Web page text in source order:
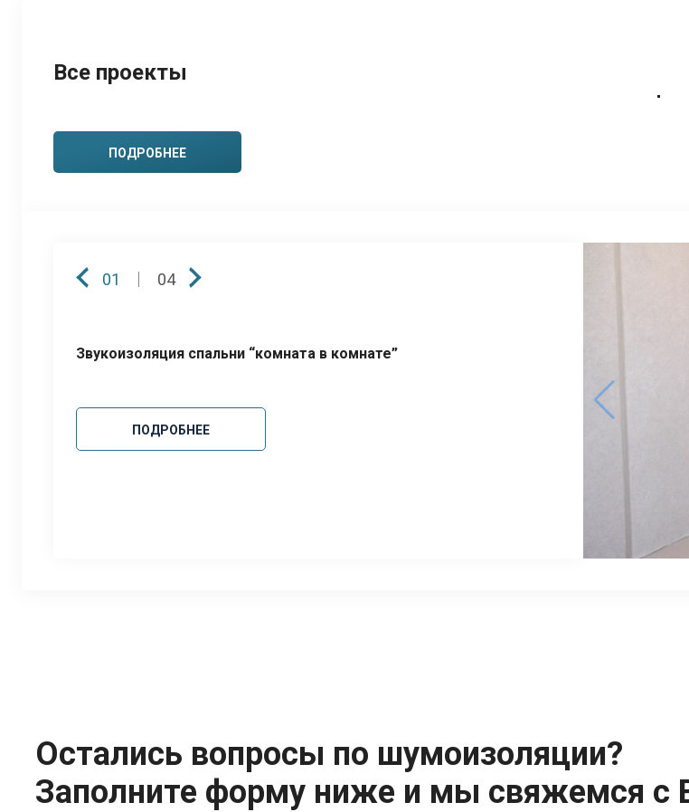
Все проекты
ПОДРОБНЕЕ
01 04
Звукоизоляция спальни “комната в комнате”
ПОДРОБНЕЕ
Остались вопросы по шумоизоляции?
Заполните форму ниже и мы свяжемся с